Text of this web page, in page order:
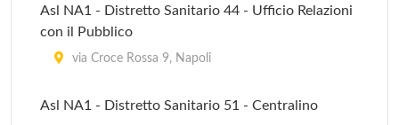
Asl NA1 - Distretto Sanitario 44 - Ufficio Relazioni
con il Pubblico
via Croce Rossa 9, Napoli
Asl NA1 - Distretto Sanitario 51 - Centralino